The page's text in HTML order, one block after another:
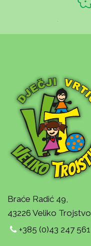
Braće Radić 49,
43226 Veliko Trojstvo
+385 (0)43 247 561